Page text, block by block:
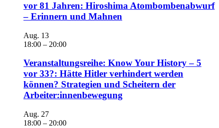
vor 81 Jahren: Hiroshima Atombombenabwurf
– Erinnern und Mahnen
Aug. 13
18:00 – 20:00
Veranstaltungsreihe: Know Your History – 5
vor 33?: Hätte Hitler verhindert werden
können? Strategien und Scheitern der
Arbeiter:innenbewegung
Aug. 27
18:00 – 20:00